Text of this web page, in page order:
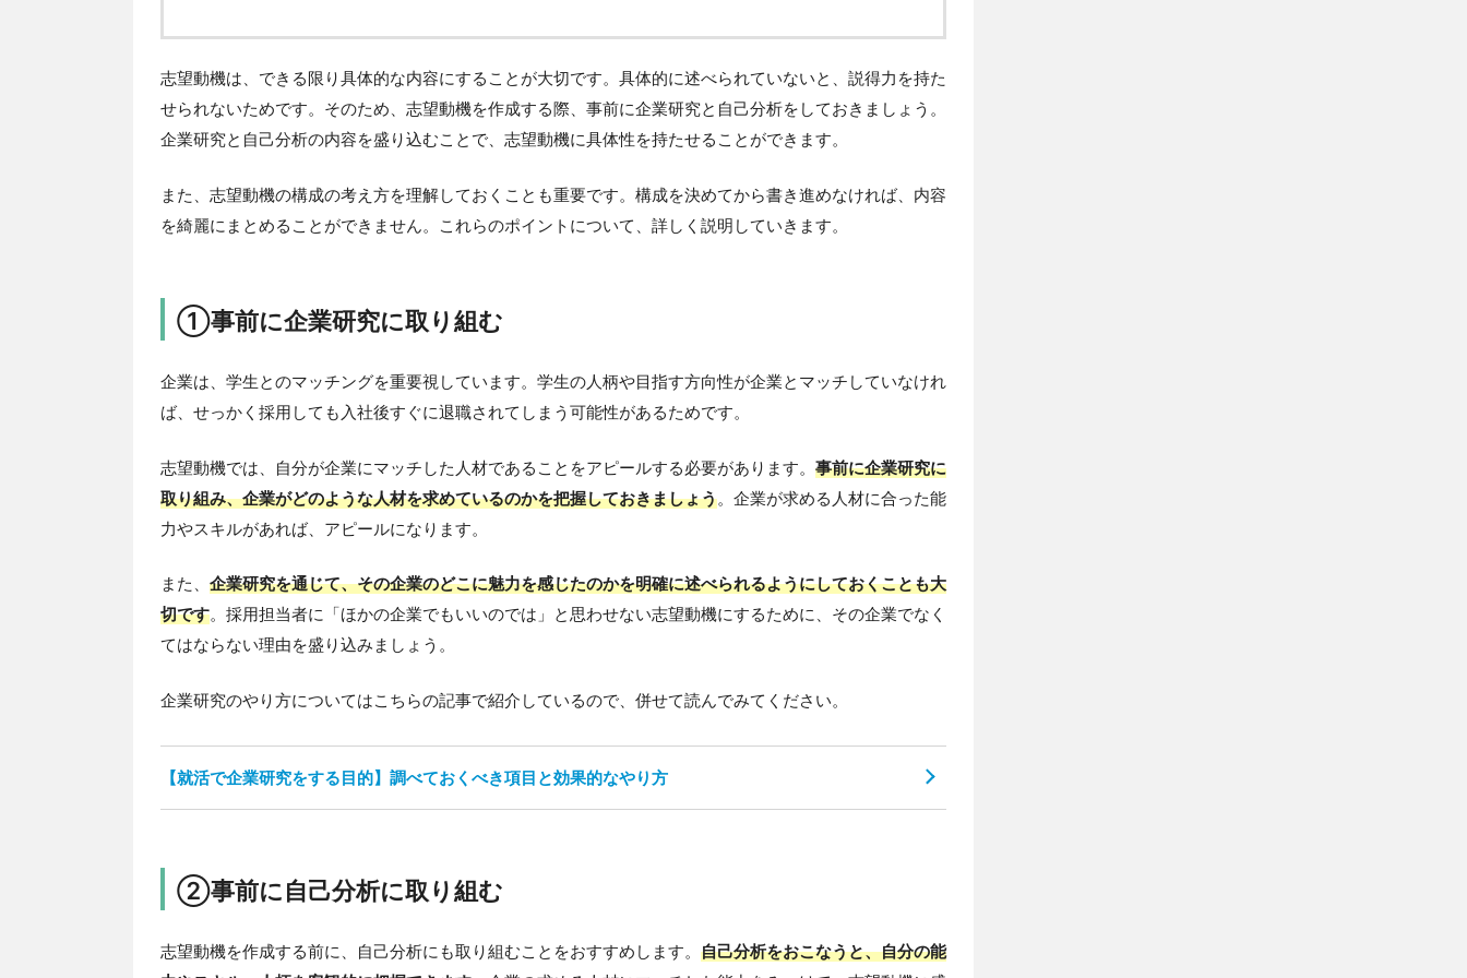
志望動機は、できる限り具体的な内容にすることが大切です。具体的に述べられていないと、説得力を持た
せられないためです。そのため、志望動機を作成する際、事前に企業研究と自己分析をしておきましょう。
企業研究と自己分析の内容を盛り込むことで、志望動機に具体性を持たせることができます。
また、志望動機の構成の考え方を理解しておくことも重要です。構成を決めてから書き進めなければ、内容
を綺麗にまとめることができません。これらのポイントについて、詳しく説明していきます。
①事前に企業研究に取り組む
企業は、学生とのマッチングを重要視しています。学生の人柄や目指す方向性が企業とマッチしていなけれ
ば、せっかく採用しても入社後すぐに退職されてしまう可能性があるためです。
志望動機では、自分が企業にマッチした人材であることをアピールする必要があります。 事前に企業研究に
取り組み、企業がどのような人材を求めているのかを把握しておきましょう。企業が求める人材に合った能
力やスキルがあれば、アピールになります。
また、 企業研究を通じて、その企業のどこに魅力を感じたのかを明確に述べられるようにしておくことも大
切です。採用担当者に「ほかの企業でもいいのでは」と思わせない志望動機にするために、その企業でなく
てはならない理由を盛り込みましょう。
企業研究のやり方についてはこちらの記事で紹介しているので、併せて読んでみてください。
【就活で企業研究をする目的】調べておくべき項目と効果的なやり方
②事前に自己分析に取り組む
志望動機を作成する前に、自己分析にも取り組むことをおすすめします。 自己分析をおこなうと、自分の能